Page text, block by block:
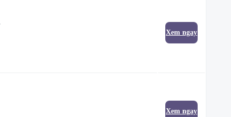
Xem ngay
Xem ngay